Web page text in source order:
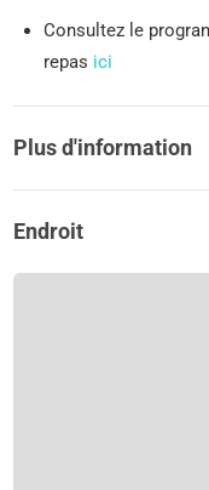
Consultez le
repas ici
Plus d'information
Endroit